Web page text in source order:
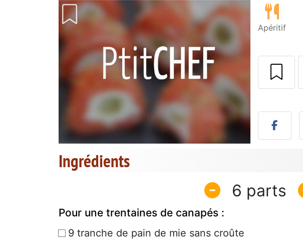
Apéritif
Ingrédients
6
Pour une trentaines de canapés :
9 tranche de pain de mie sans croûte